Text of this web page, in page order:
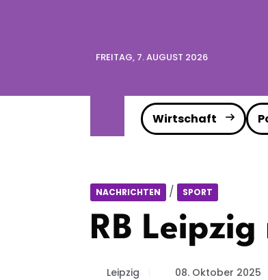
FREITAG, 7. AUGUST 2026
Wirtschaft
NACHRICHTEN / SPORT
RB
Leipzig 08. Oktober 2025